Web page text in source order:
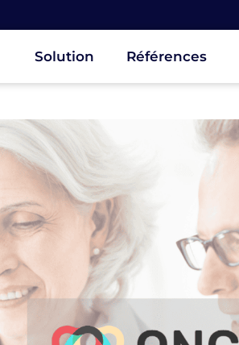
Solution Références